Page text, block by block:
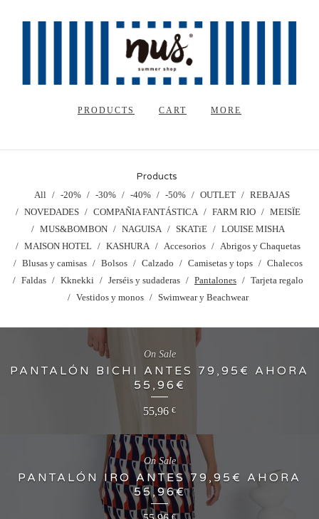
PRODUCTS CART MORE
Products
All -20% -30% -40% -50% OUTLET
REBAJAS
NOVEDADES
COMPAÑIA FANTÁSTICA FARM RIO
MEISÏE
MUS&BOMBON
NAGUISA SKATïE
LOUISE MISHA
MAISON HOTEL
KASHURA Accesorios
Abrigos y Chaquetas
Blusas y camisas
Bolsos Calzado Camisetas y tops
Chalecos
Faldas
Kknekki Jerséis y sudaderas Pantalones
Tarjeta regalo
Vestidos y monos
Swimwear y Beachwear
PANTALÓN BICHI ANTES 79,95€ AHORA
55,96€
55,96 €
On Sale
PANTALÓN IRO ANTES 79,95€ AHORA
55,96€
€
On Sale